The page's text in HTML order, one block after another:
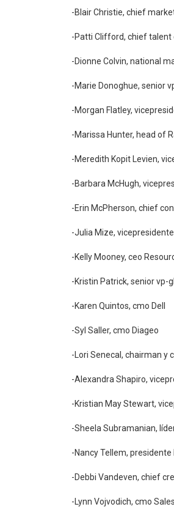
-Blair Christie, chief
-Patti Clifford, chief talent
-Dionne Colvin, national
-Marie Donoghue, senior
-Morgan Flatley,
-Marissa Hunter, head of
-Meredith Kopit Levien,
-Barbara McHugh,
-Erin McPherson, chief
-Julia Mize,
-Kelly Mooney, ceo
-Kristin Patrick, senior vp-
-Karen Quintos, cmo Dell
-Syl Saller, cmo Diageo
-Lori Senecal, chairman y
-Alexandra Shapiro,
-Kristian May Stewart,
-Sheela Subramanian,
-Nancy Tellem,
-Debbi Vandeven, chief
-Lynn Vojvodich, cmo